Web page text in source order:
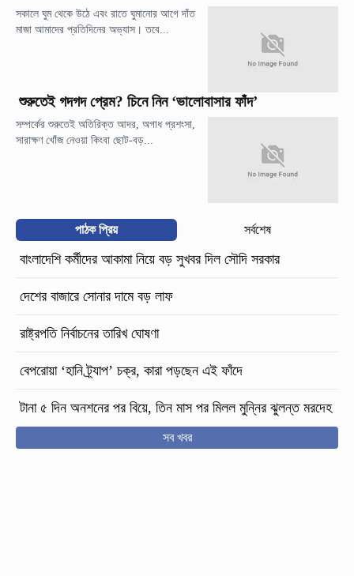
সকালে ঘুম থেকে উঠে এবং রাতে ঘুমানোর আগে দাঁত
মাজা আমাদের প্রতিদিনের অভ্যাস। তবে...
শুরুতেই গদগদ প্রেম? চিনে নিন ‘ভালোবাসার ফাঁদ’
সম্পর্কের শুরুতেই অতিরিক্ত আদর, অগাধ প্রশংসা,
সারাক্ষণ খোঁজ নেওয়া কিংবা ছোট-বড়...
পাঠক প্রিয় সর্বশেষ
বাংলাদেশি কর্মীদের আকামা নিয়ে বড় সুখবর দিল সৌদি সরকার
দেশের বাজারে সোনার দামে বড় লাফ
রাষ্ট্রপতি নির্বাচনের তারিখ ঘোষণা
বেপরোয়া ‘হানি ট্র্যাপ’ চক্র, কারা পড়ছেন এই ফাঁদে
টানা ৫ দিন অনশনের পর বিয়ে, তিন মাস পর মিলল মুন্নির ঝুলন্ত মরদেহ
সব খবর